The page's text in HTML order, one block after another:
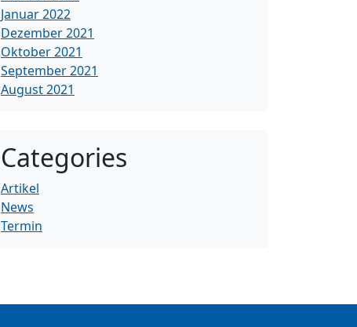
Januar 2022
Dezember 2021
Oktober 2021
September 2021
August 2021
Categories
Artikel
News
Termin